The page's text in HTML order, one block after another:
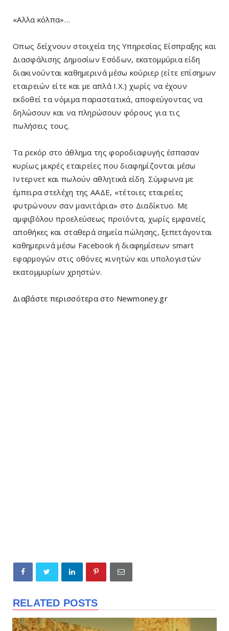
«Αλλα κόλπα»…
Οπως δείχνουν στοιχεία της Υπηρεσίας Είσπραξης και
Διασφάλισης Δημοσίων Εσόδων, εκατομμύρια είδη
διακινούνται καθημερινά μέσω κούριερ (είτε επίσημων
εταιρειών είτε και με απλά Ι.Χ.) χωρίς να έχουν
εκδοθεί τα νόμιμα παραστατικά, αποφεύγοντας να
δηλώσουν και να πληρώσουν φόρους για τις
πωλήσεις τους.
Τα ρεκόρ στο άθλημα της φοροδιαφυγής έσπασαν
κυρίως μικρές εταιρείες που διαφημίζονται μέσω
Ιντερνετ και πωλούν αθλητικά είδη. Σύμφωνα με
έμπειρα στελέχη της ΑΑΔΕ, «τέτοιες εταιρείες
φυτρώνουν σαν μανιτάρια» στο Διαδίκτυο. Με
αμφιβόλου προελεύσεως προϊόντα, χωρίς εμφανείς
αποθήκες και σταθερά σημεία πώλησης, ξεπετάγονται
καθημερινά μέσω Facebook ή διαφημίσεων smart
εφαρμογών στις οθόνες κινητών και υπολογιστών
εκατομμυρίων χρηστών.
Διαβάστε περισσότερα στο Newmoney.gr
RELATED POSTS